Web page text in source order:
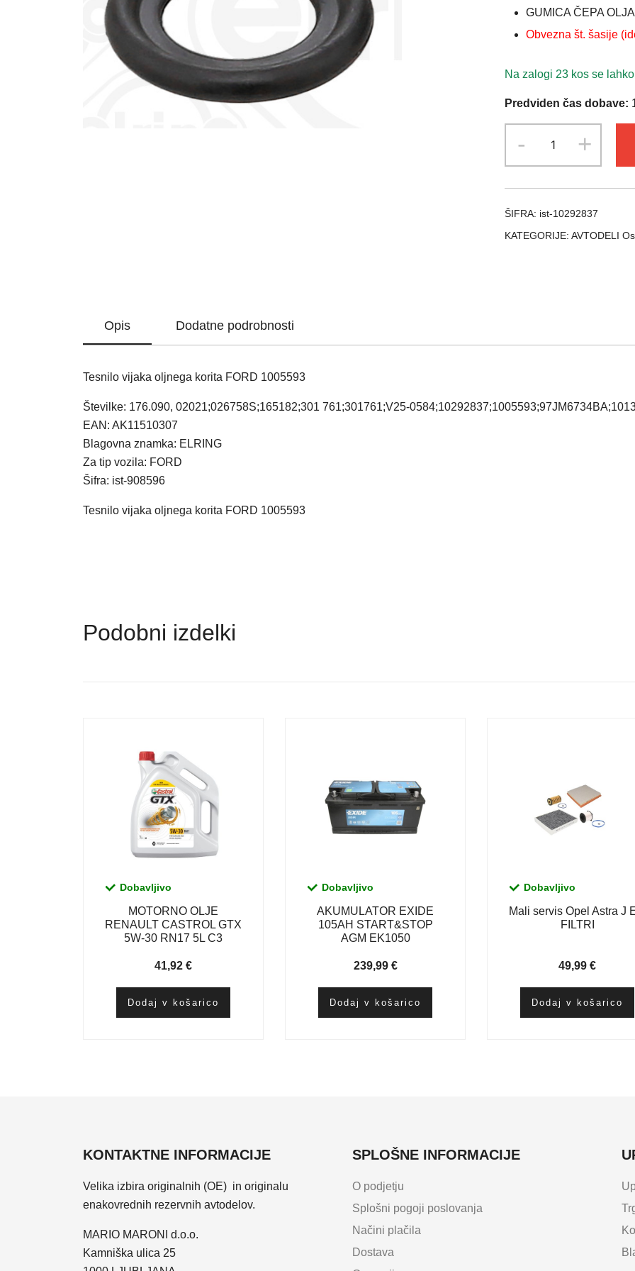
GUMICA ČEPA
Obvezna št. šasije
Na zalogi 23 kos se
Predviden čas dobave:
-
vijaka
oljnega
korita
+
ŠIFRA: ist-10292837
KATEGORIJE: AVTODELI
Opis Dodatne podrobnosti
Tesnilo vijaka oljnega korita FORD 1005593
Številke: 176.090, 02021;026758S;165182;301 761;301761;V25-
EAN: AK11510307
Blagovna znamka: ELRING
Za tip vozila: FORD
Šifra: ist-908596
Tesnilo vijaka oljnega korita FORD 1005593
Podobni izdelki
Dobavljivo
MOTORNO OLJE
RENAULT CASTROL GTX
5W-30 RN17 5L C3
41,92 €
Dodaj v košarico
Dobavljivo
AKUMULATOR EXIDE
105AH START&STOP
AGM EK1050
239,99 €
Dodaj v košarico
Dobavljivo
Mali servis Opel Astra J
FILTRI
49,99 €
Dodaj v košarico
KONTAKTNE INFORMACIJE
Velika izbira originalnih (OE) in originalu
enakovrednih rezervnih avtodelov.
MARIO MARONI d.o.o.
Kamniška ulica 25
SPLOŠNE INFORMACIJE
O podjetju
Splošni pogoji poslovanja
Načini plačila
Dostava